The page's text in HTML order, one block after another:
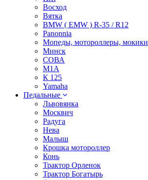
Восход
Вятка
BMW ( EMW ) R-35 / R12
Panonnia
Мопеды, мотороллеры, мокики
Минск
СОВА
М1А
К 125
Yamaha
Педальные
Львовянка
Москвич
Радуга
Нева
Малыш
Крошка мотороллер
Конь
Трактор Орленок
Трактор Богатырь